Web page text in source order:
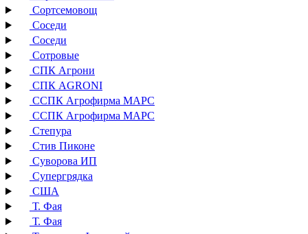
Сортсемовощ
Соседи
Соседи
Сотровые
СПК Агрони
СПК AGRONI
ССПК Агрофирма МАРС
ССПК Агрофирма МАРС
Степура
Стив Пиконе
Суворова ИП
Супергрядка
США
Т. Фая
Т. Фая